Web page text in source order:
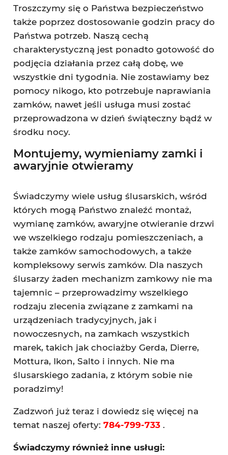
Troszczymy się o Państwa bezpieczeństwo
także poprzez dostosowanie godzin pracy do
Państwa potrzeb. Naszą cechą
charakterystyczną jest ponadto gotowość do
podjęcia działania przez całą dobę, we
wszystkie dni tygodnia. Nie zostawiamy bez
pomocy nikogo, kto potrzebuje naprawiania
zamków, nawet jeśli usługa musi zostać
przeprowadzona w dzień świąteczny bądź w
środku nocy.
Montujemy, wymieniamy zamki i
awaryjnie otwieramy
Świadczymy wiele usług ślusarskich, wśród
których mogą Państwo znaleźć montaż,
wymianę zamków, awaryjne otwieranie drzwi
we wszelkiego rodzaju pomieszczeniach, a
także zamków samochodowych, a także
kompleksowy serwis zamków. Dla naszych
ślusarzy żaden mechanizm zamkowy nie ma
tajemnic – przeprowadzimy wszelkiego
rodzaju zlecenia związane z zamkami na
urządzeniach tradycyjnych, jak i
nowoczesnych, na zamkach wszystkich
marek, takich jak chociażby Gerda, Dierre,
Mottura, Ikon, Salto i innych. Nie ma
ślusarskiego zadania, z którym sobie nie
poradzimy!
Zadzwoń już teraz i dowiedz się więcej na
temat naszej oferty: 784-799-733.
Świadczymy również inne usługi: